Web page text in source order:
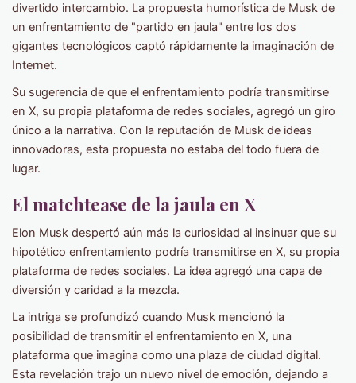
divertido intercambio. La propuesta humorística de Musk de
un enfrentamiento de "partido en jaula" entre los dos
gigantes tecnológicos captó rápidamente la imaginación de
Internet.
Su sugerencia de que el enfrentamiento podría transmitirse
en X, su propia plataforma de redes sociales, agregó un giro
único a la narrativa. Con la reputación de Musk de ideas
innovadoras, esta propuesta no estaba del todo fuera de
lugar.
El matchtease de la jaula en X
Elon Musk despertó aún más la curiosidad al insinuar que su
hipotético enfrentamiento podría transmitirse en X, su propia
plataforma de redes sociales. La idea agregó una capa de
diversión y caridad a la mezcla.
La intriga se profundizó cuando Musk mencionó la
posibilidad de transmitir el enfrentamiento en X, una
plataforma que imagina como una plaza de ciudad digital.
Esta revelación trajo un nuevo nivel de emoción, dejando a